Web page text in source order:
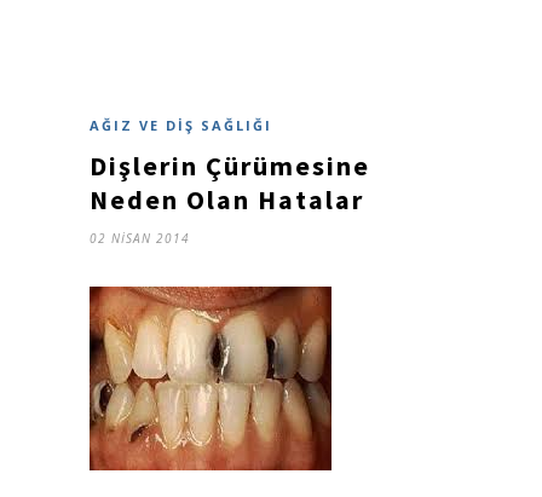
AĞIZ VE DIŞ SAĞLIĞI
Dişlerin Çürümesine
Neden Olan Hatalar
02 NISAN 2014